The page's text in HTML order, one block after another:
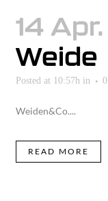
14 Apr.
Weide
Posted at 10:57h in 0
Weiden&Co....
READ MORE